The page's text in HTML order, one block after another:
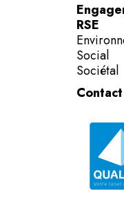
RSE
Social
Sociétal
Contact